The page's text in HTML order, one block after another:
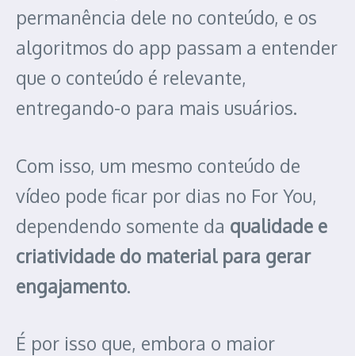
permanência dele no conteúdo, e os
algoritmos do app passam a entender
que o conteúdo é relevante,
entregando-o para mais usuários.
Com isso, um mesmo conteúdo de
vídeo pode ficar por dias no For You,
dependendo somente da qualidade e
criatividade do material para gerar
engajamento.
É por isso que, embora o maior